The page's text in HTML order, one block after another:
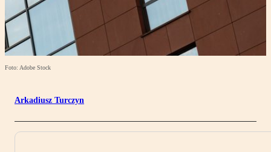
Foto: Adobe Stock
Arkadiusz Turczyn